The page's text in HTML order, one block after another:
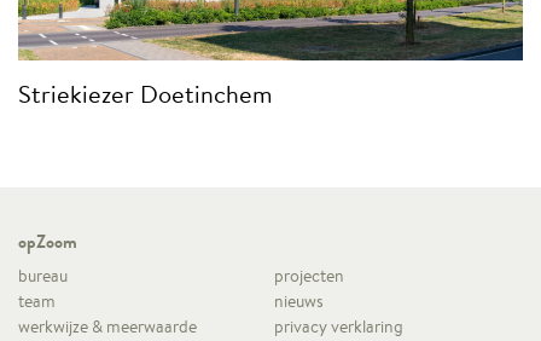
Striekiezer Doetinchem
opZoom
bureau
projecten
team
nieuws
werkwijze & meerwaarde
privacy verklaring